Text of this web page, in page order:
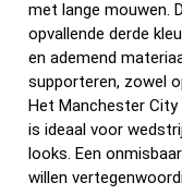
met lange mouwen.
opvallende derde
en ademend
supporteren, zowel
Het Manchester
is ideaal voor
looks. Een
willen